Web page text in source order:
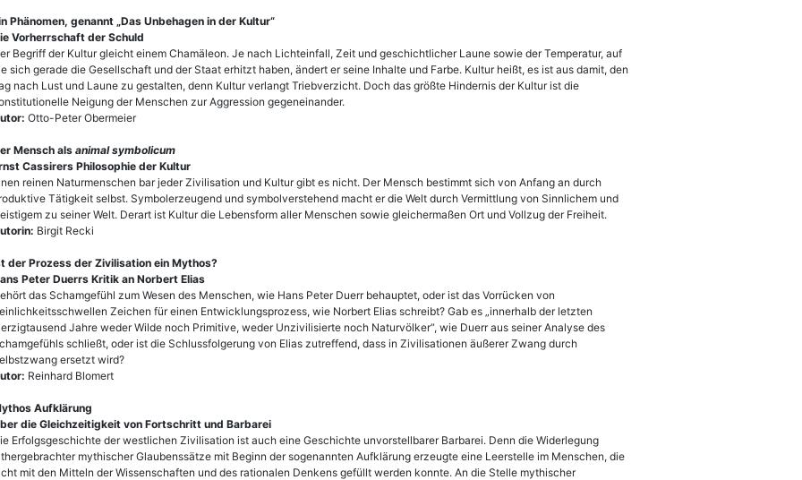
Phänomen, genannt „Das Unbehagen in der Kultur“
Vorherrschaft der Schuld
Begriff der Kultur gleicht einem Chamäleon. Je nach Lichteinfall, Zeit und geschichtlicher Laune sowie der Temperatur, auf
sich gerade die Gesellschaft und der Staat erhitzt haben, ändert er seine Inhalte und Farbe. Kultur heißt, es ist aus damit, den
nach Lust und Laune zu gestalten, denn Kultur verlangt Triebverzicht. Doch das größte Hindernis der Kultur ist die
Neigung der Menschen zur Aggression gegeneinander.
Otto-Peter Obermeier
Mensch alsanimal symbolicum
Cassirers Philosophie der Kultur
reinen Naturmenschen bar jeder Zivilisation und Kultur gibt es nicht. Der Mensch bestimmt sich von Anfang an durch
Tätigkeit selbst. Symbolerzeugend und symbolverstehend macht er die Welt durch Vermittlung von Sinnlichem und
zu seiner Welt. Derart ist Kultur die Lebensform aller Menschen sowie gleichermaßen Ort und Vollzug der Freiheit.
Birgit Recki
der Prozess der Zivilisation ein Mythos?
Peter Duerrs Kritik an Norbert Elias
das Schamgefühl zum Wesen des Menschen, wie Hans Peter Duerr behauptet, oder ist das Vorrücken von
Zeichen für einen Entwicklungsprozess, wie Norbert Elias schreibt? Gab es „innerhalb der letzten
Jahre weder Wilde noch Primitive, weder Unzivilisierte noch Naturvölker“, wie Duerr aus seiner Analyse des
schließt, oder ist die Schlussfolgerung von Elias zutreffend, dass in Zivilisationen äußerer Zwang durch
ersetzt wird?
Reinhard Blomert
Aufklärung
die Gleichzeitigkeit von Fortschritt und Barbarei
Erfolgsgeschichte der westlichen Zivilisation ist auch eine Geschichte unvorstellbarer Barbarei. Denn die Widerlegung
mythischer Glaubenssätze mit Beginn der sogenannten Aufklärung erzeugte eine Leerstelle im Menschen, die
mit den Mitteln der Wissenschaften und des rationalen Denkens gefüllt werden konnte. An die Stelle mythischer